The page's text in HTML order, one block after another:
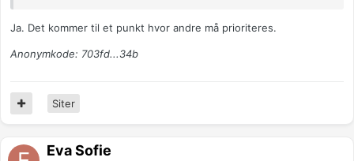
Ja. Det kommer til et punkt hvor andre må prioriteres.
Anonymkode: 703fd...34b
Siter
Eva Sofie